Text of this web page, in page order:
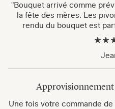
"Bouquet arrivé comme
la fête des mères. Les
rendu du bouquet est
Approvisionnement
Une fois votre commande